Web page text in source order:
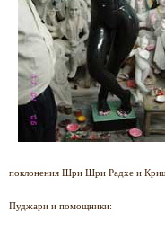
поклонения Шри Шри Радхе и
Пуджари и помощники: